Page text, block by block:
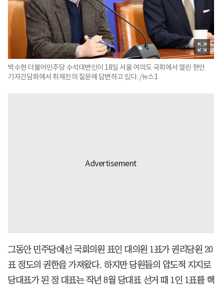
박수현 더불어민주당 수석대변인이 18일 서울 여의도 국회에서 열린 현안
기자간담회에서 취재진의 질문에 답변하고 있다. /뉴스1
그동안 민주당에선 국회의원 표인 대의원 1표가 권리당원 20
표 정도의 권한을 가져왔다. 하지만 당원들의 압도적 지지로
당대표가 된 정 대표는 작년 8월 당대표 선거 때 1인 1표를 핵